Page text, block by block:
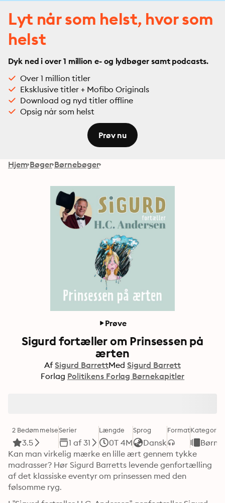
Lyt når som helst, hvor som
helst
Dyk ned i over 1 million e- og lydbøger samt podcasts.
Over 1 million titler
Eksklusive titler + Mofibo Originals
Download og nyd titler offline
Opsig når som helst
Prøv nu
Hjem Bøger Børnebøger
Prøve
Sigurd fortæller om Prinsessen på
ærten
Af Sigurd BarrettMed Sigurd Barrett
Forlag Politikens Forlag Børnekapitler
2 Bedømmelse
3.5
Serier
1 af 31
Længde
0T 4M
Sprog
Dansk
FormatKategori
Kan man virkelig mærke en lille ært gennem tykke
madrasser? Hør Sigurd Barretts levende genfortælling
af det klassiske eventyr om prinsessen med den
følsomme ryg.